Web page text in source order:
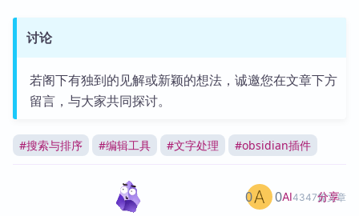
讨论
若阁下有独到的见解或新颖的想法，诚邀您在文章下方
留言，与大家共同探讨。
#搜索与排序 #编辑工具 #文字处理 #obsidian插件
AI4347篇文章
0 0 分享